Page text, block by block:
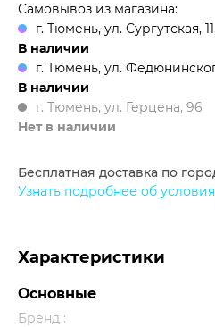
Самовывоз из магазина:
г. Тюмень, ул. Сургутская,
В наличии
г. Тюмень, ул.
В наличии
г. Тюмень, ул. Герцена, 96
Нет в наличии
Бесплатная доставка по
Узнать подробнее об
Характеристики
Основные
Бренд :